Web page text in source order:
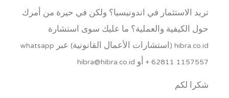
تريد الاستثمار في اندونيسيا؟ ولكن في حيرة من أمرك
حول الكيفية والعملية؟ ما عليك سوى استشارة
hibra.co.id (استشارات الأعمال القانونية) عبر whatsapp
+ 62811 1157557 أو hibra@hibra.co.id
شكرا لكم